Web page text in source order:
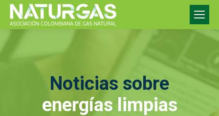
Noticias sobre
energías limpias